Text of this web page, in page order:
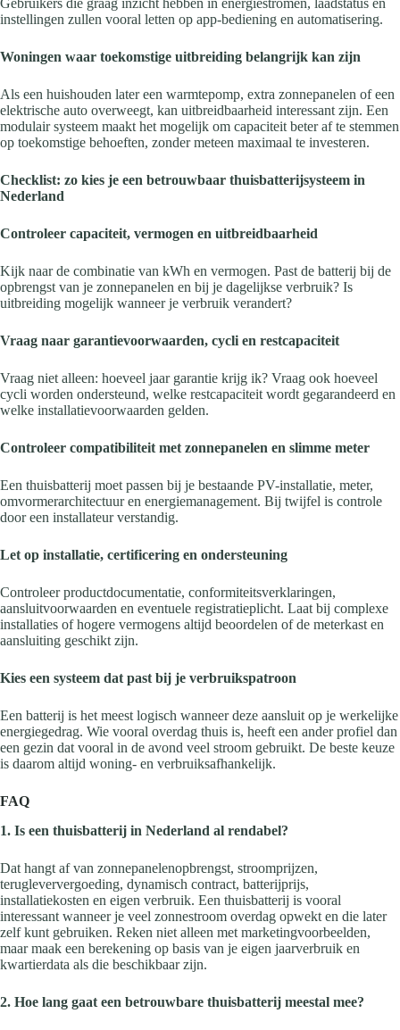
Gebruikers die graag inzicht hebben in energiestromen, laadstatus en
instellingen zullen vooral letten op app-bediening en automatisering.
Woningen waar toekomstige uitbreiding belangrijk kan zijn
Als een huishouden later een warmtepomp, extra zonnepanelen of een
elektrische auto overweegt, kan uitbreidbaarheid interessant zijn. Een
modulair systeem maakt het mogelijk om capaciteit beter af te stemmen
op toekomstige behoeften, zonder meteen maximaal te investeren.
Checklist: zo kies je een betrouwbaar thuisbatterijsysteem in
Nederland
Controleer capaciteit, vermogen en uitbreidbaarheid
Kijk naar de combinatie van kWh en vermogen. Past de batterij bij de
opbrengst van je zonnepanelen en bij je dagelijkse verbruik? Is
uitbreiding mogelijk wanneer je verbruik verandert?
Vraag naar garantievoorwaarden, cycli en restcapaciteit
Vraag niet alleen: hoeveel jaar garantie krijg ik? Vraag ook hoeveel
cycli worden ondersteund, welke restcapaciteit wordt gegarandeerd en
welke installatievoorwaarden gelden.
Controleer compatibiliteit met zonnepanelen en slimme meter
Een thuisbatterij moet passen bij je bestaande PV-installatie, meter,
omvormerarchitectuur en energiemanagement. Bij twijfel is controle
door een installateur verstandig.
Let op installatie, certificering en ondersteuning
Controleer productdocumentatie, conformiteitsverklaringen,
aansluitvoorwaarden en eventuele registratieplicht. Laat bij complexe
installaties of hogere vermogens altijd beoordelen of de meterkast en
aansluiting geschikt zijn.
Kies een systeem dat past bij je verbruikspatroon
Een batterij is het meest logisch wanneer deze aansluit op je werkelijke
energiegedrag. Wie vooral overdag thuis is, heeft een ander profiel dan
een gezin dat vooral in de avond veel stroom gebruikt. De beste keuze
is daarom altijd woning- en verbruiksafhankelijk.
FAQ
1. Is een thuisbatterij in Nederland al rendabel?
Dat hangt af van zonnepanelenopbrengst, stroomprijzen,
terugleververgoeding, dynamisch contract, batterijprijs,
installatiekosten en eigen verbruik. Een thuisbatterij is vooral
interessant wanneer je veel zonnestroom overdag opwekt en die later
zelf kunt gebruiken. Reken niet alleen met marketingvoorbeelden,
maar maak een berekening op basis van je eigen jaarverbruik en
kwartierdata als die beschikbaar zijn.
2. Hoe lang gaat een betrouwbare thuisbatterij meestal mee?